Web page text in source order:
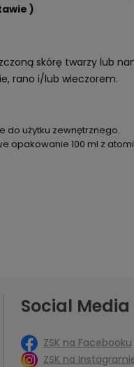
)
skórę twarzy lub
rano i/lub wieczorem.
do użytku zewnętrznego.
opakowanie 100 ml z
Social Media
ZSK na Facebooku
ZSK na